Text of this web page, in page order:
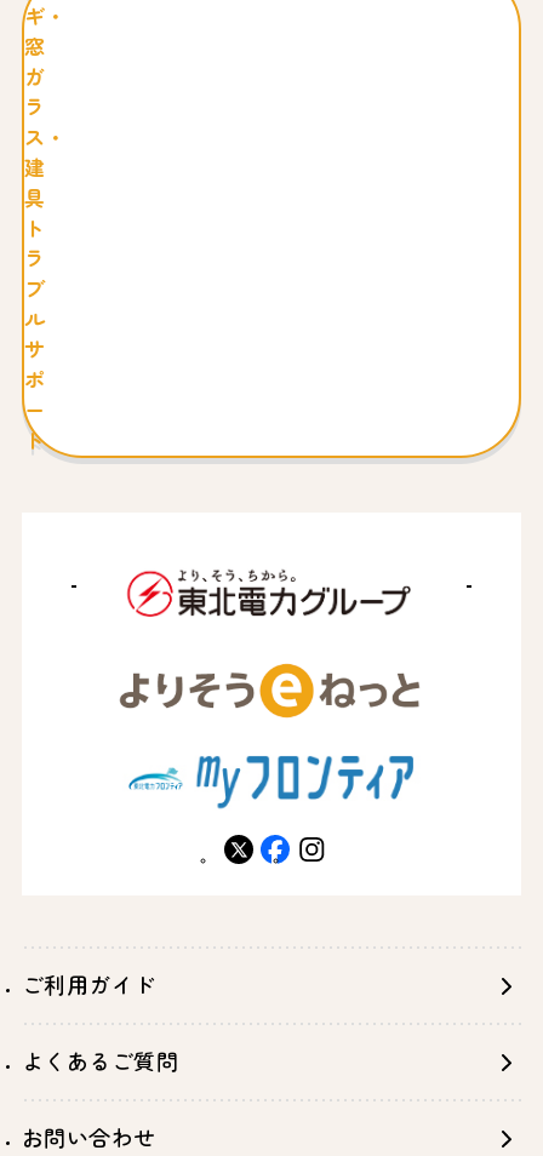
ギ・
窓
ガ
ラ
ス・
建
具
ト
ラ
ブ
ル
サ
ポ
ー
ト
X facebookinstagram
ご利用ガイド
よくあるご質問
お問い合わせ